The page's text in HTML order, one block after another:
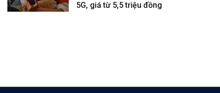
5G, giá từ 5,5 triệu đồng